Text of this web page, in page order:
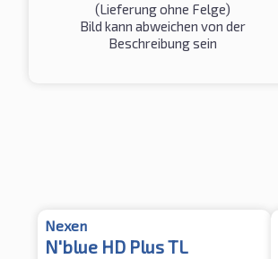
(Lieferung ohne Felge)
Bild kann abweichen von der
Beschreibung sein
Nexen
N'blue HD Plus TL